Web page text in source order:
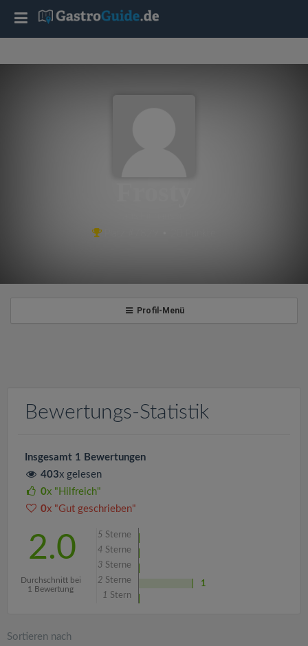
Profil-Menü
Bewertungs-Statistik
Insgesamt 1 Bewertungen
403x gelesen
0x "Hilfreich"
0x "Gut geschrieben"
2.0
Durchschnitt bei
1 Bewertung
5 Sterne
4 Sterne
3 Sterne
2 Sterne
1
1 Stern
Sortieren nach
T
a
t
i